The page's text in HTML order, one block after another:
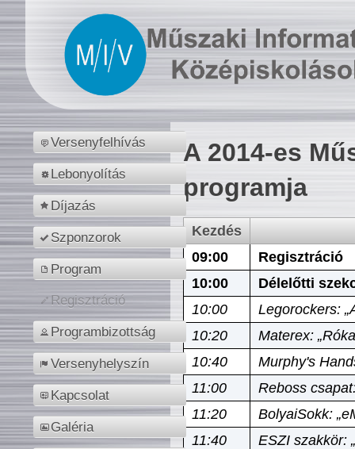
Versenyfelhívás
Lebonyolítás
Díjazás
Szponzorok
Program
Regisztráció
Programbizottság
Versenyhelyszín
Kapcsolat
Galéria
A 2014-es
programja
Kezdés
09:00
Regisztráció
10:00
Délelőtti
10:00
Legorockers:
10:20
Materex:
10:40
Murphy's
11:00
Reboss
11:20
BolyaiSokk:
11:40
ESZI szakkör: